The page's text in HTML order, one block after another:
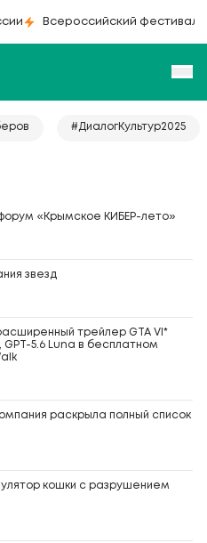
Всероссийский фестиваль
#ДиалогКультур2025
«Крымское КИБЕР-лето»
звезд
трейлер GTA VI*
5.6 Luna в бесплатном
раскрыла полный список
кошки с разрушением